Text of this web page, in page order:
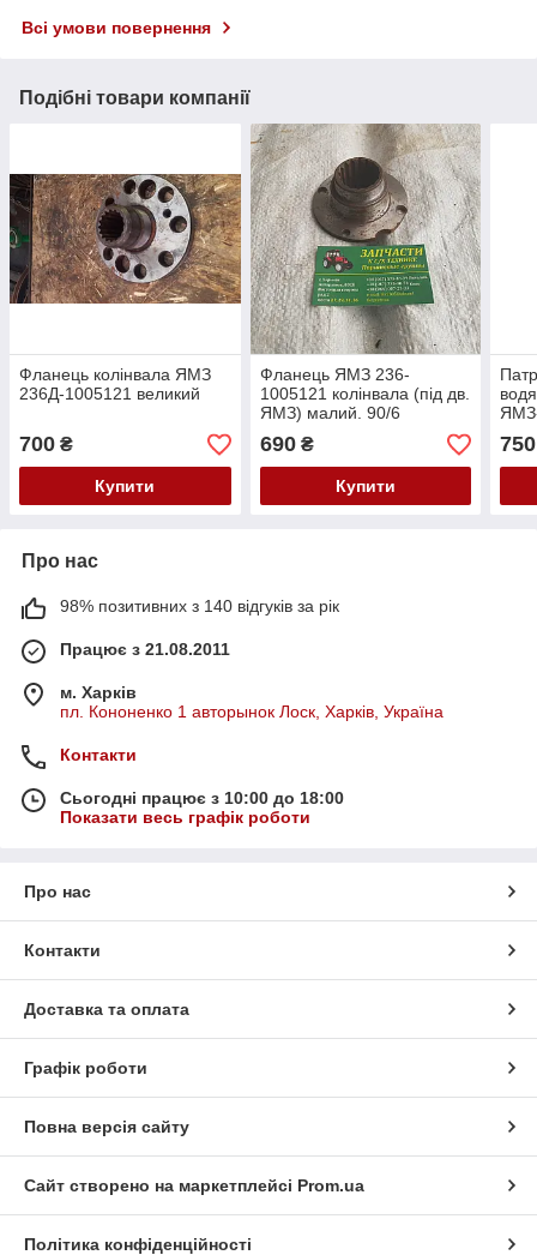
Всі умови повернення
Подібні товари компанії
Фланець колінвала ЯМЗ
236Д-1005121 великий
700 ₴
Купити
Фланець ЯМЗ 236-
1005121 колінвала (під дв.
ЯМЗ) малий. 90/6
690₴
Купити
750
Про нас
98% позитивних з 140 відгуків за рік
Працює з 21.08.2011
м. Харків
пл. Кононенко 1 авторынок Лоск, Харків, Україна
Контакти
Сьогодні працює з 10:00 до 18:00
Показати весь графік роботи
Про нас
Контакти
Доставка та оплата
Графік роботи
Повна версія сайту
Сайт створено на маркетплейсі Prom.ua
Політика конфіденційності